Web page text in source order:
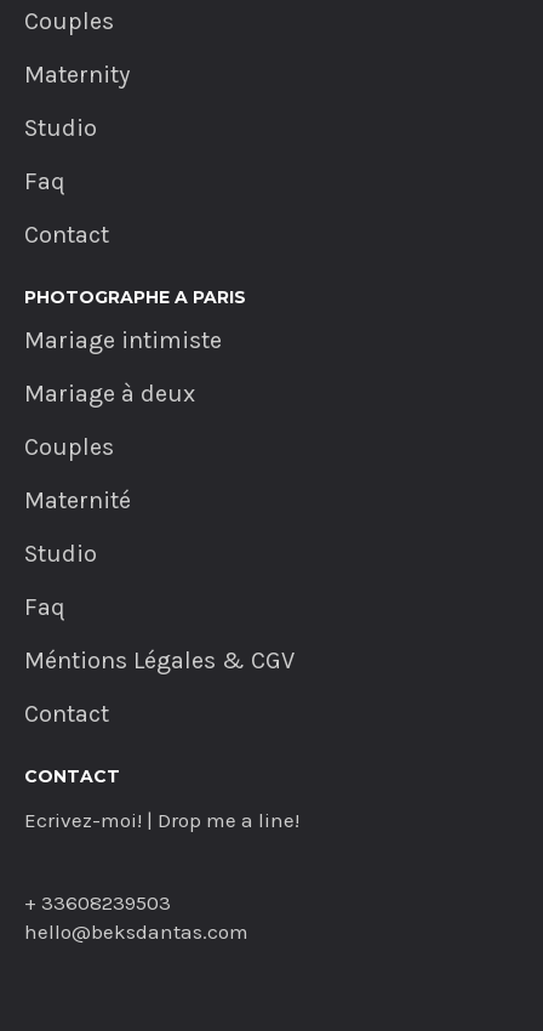
Couples
Maternity
Studio
Faq
Contact
PHOTOGRAPHE A PARIS
Mariage intimiste
Mariage à deux
Couples
Maternité
Studio
Faq
Méntions Légales & CGV
Contact
CONTACT
Ecrivez-moi! | Drop me a line!
+ 33608239503
hello@beksdantas.com